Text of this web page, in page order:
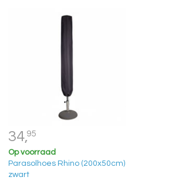
34,95
Op voorraad
Parasolhoes Rhino (200x50cm)
zwart